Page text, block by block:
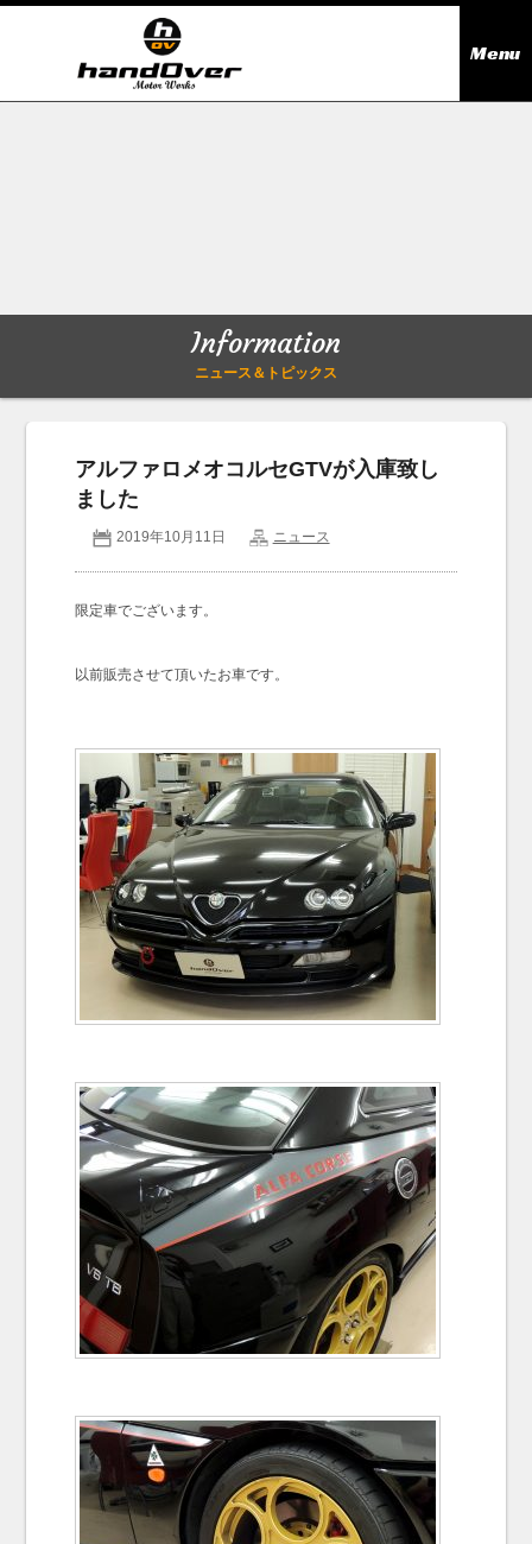
Menu
Company outline
会社概要
アクセス
お問い合わせ
Information
ニュース＆トピックス
アルファロメオコルセGTVが入庫致し
ました
2019年10月11日 ニュース
限定車でございます。
以前販売させて頂いたお車です。